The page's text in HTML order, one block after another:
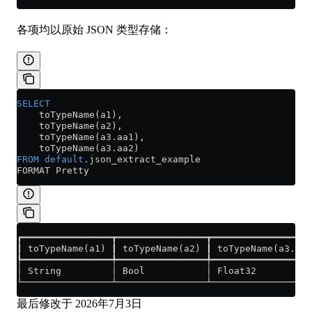
各项均以原始 JSON 类型存储：
SELECT
    toTypeName(a1),
    toTypeName(a2),
    toTypeName(
a3 . aa1 ),
    toTypeName(
a3 . aa2 )
FROM default .json_extract_example
FORMAT Pretty
┃ toTypeName(a1) ┃ toTypeName(a2) ┃
│ String         │ Bool           │ Float32
最后修改于 2026年7月3日